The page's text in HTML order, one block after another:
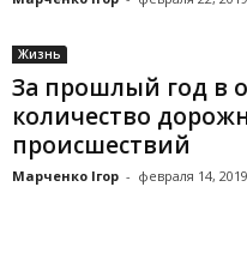
Жизнь
За прошлый год в
количество
происшествий
Марченко Ігор - февраля 14, 2019